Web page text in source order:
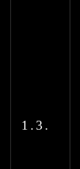
1.3.